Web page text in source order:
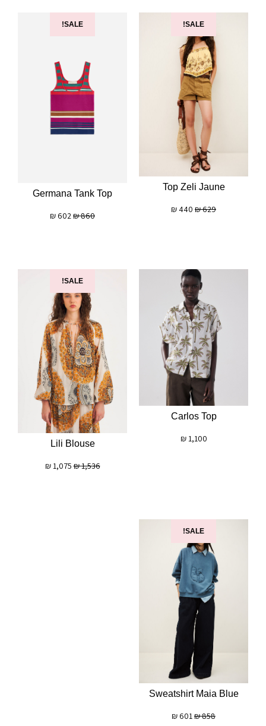
SALE!
Top Zeli Jaune
629
₪
440
₪
SALE!
Germana Tank Top
860
₪
602
₪
Carlos Top
1,100
₪
SALE!
Lili Blouse
1,536
₪
1,075
₪
SALE!
Sweatshirt Maia Blue
858
₪
601
₪